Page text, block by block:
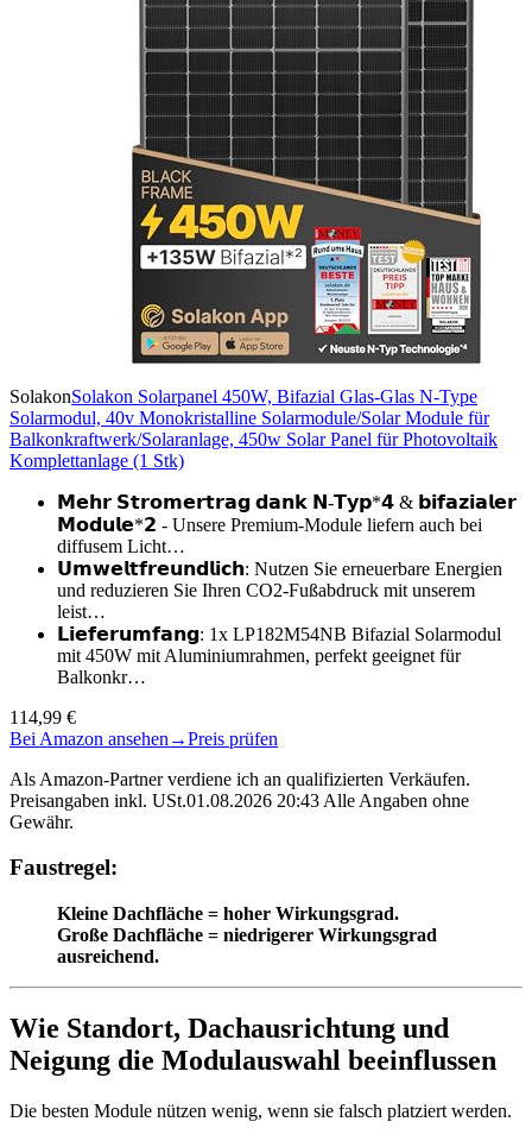
SolakonSolakon Solarpanel 450W, Bifazial Glas-Glas N-Type
Solarmodul, 40v Monokristalline Solarmodule/Solar Module für
Balkonkraftwerk/Solaranlage, 450w Solar Panel für Photovoltaik
Komplettanlage (1 Stk)
𝗠𝗲𝗵𝗿 𝗦𝘁𝗿𝗼𝗺𝗲𝗿𝘁𝗿𝗮𝗴 𝗱𝗮𝗻𝗸 𝗡-𝗧𝘆𝗽*𝟰 & 𝗯𝗶𝗳𝗮𝘇𝗶𝗮𝗹𝗲𝗿
𝗠𝗼𝗱𝘂𝗹𝗲*𝟮 - Unsere Premium-Module liefern auch bei
diffusem Licht…
𝗨𝗺𝘄𝗲𝗹𝘁𝗳𝗿𝗲𝘂𝗻𝗱𝗹𝗶𝗰𝗵: Nutzen Sie erneuerbare Energien
und reduzieren Sie Ihren CO2-Fußabdruck mit unserem
leist…
𝗟𝗶𝗲𝗳𝗲𝗿𝘂𝗺𝗳𝗮𝗻𝗴: 1x LP182M54NB Bifazial Solarmodul
mit 450W mit Aluminiumrahmen, perfekt geeignet für
Balkonkr…
114,99 €
Bei Amazon ansehen →Preis prüfen
Als Amazon-Partner verdiene ich an qualifizierten Verkäufen.
Preisangaben inkl. USt.01.08.2026 20:43 Alle Angaben ohne
Gewähr.
Faustregel:
Kleine Dachfläche = hoher Wirkungsgrad.
Große Dachfläche = niedrigerer Wirkungsgrad
ausreichend.
Wie Standort, Dachausrichtung und
Neigung die Modulauswahl beeinflussen
Die besten Module nützen wenig, wenn sie falsch platziert werden.